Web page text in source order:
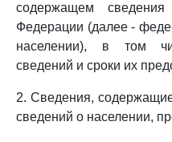
содержащем
Федерации (далее -
населении), в том
сведений и сроки их
2. Сведения,
сведений о населении,